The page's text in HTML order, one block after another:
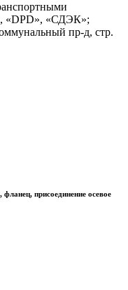
«DPD», «СДЭК»;
пр-д, стр.
присоединение осевое